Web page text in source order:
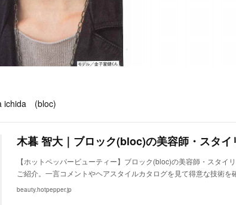
ichida (bloc)
【ホットペッパービューティー】ブロック(bloc)の美容師・スタイ
ご紹介。一言コメントやヘアスタイルカタログを見て得意な技術
beauty.hotpepper.jp